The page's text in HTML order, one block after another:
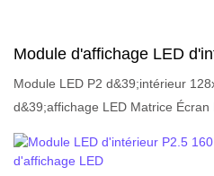
Module d'affichage LED
mm, panneau LED,
Module LED P2 d&39;intérieur
d&39;affichage LED Matrice
similaires sur le marché, il
incomparables en termes de